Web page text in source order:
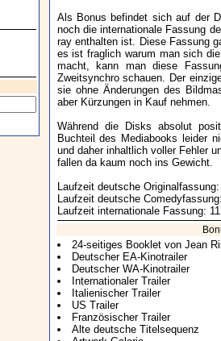
Als Bonus befindet sich auf der
noch die internationale Fassung
ray enthalten ist. Diese Fassung
es ist fraglich warum man sich
macht, kann man diese
Zweitsynchro schauen. Der
sie ohne Änderungen des
aber Kürzungen in Kauf nehmen.
Während die Disks absolut
Buchteil des Mediabooks leider
und daher inhaltlich voller Fehler
fallen da kaum noch ins Gewicht.
Laufzeit deutsche
Laufzeit deutsche
Laufzeit internationale Fassung:
24-seitiges Booklet von Jean
Deutscher EA-Kinotrailer
Deutscher WA-Kinotrailer
Internationaler Trailer
Italienischer Trailer
US Trailer
Französischer Trailer
Alte deutsche Titelsequenz